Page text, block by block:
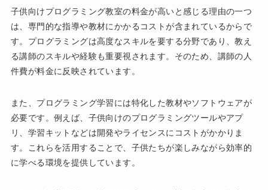
子供向けプログラミング教室の料金が高いと感じる理由の一つ
は、専門的な指導や教材にかかるコストが含まれているからで
す。プログラミングは高度なスキルを要する分野であり、教え
る講師のスキルや経験も重要視されます。そのため、講師の人
件費が料金に反映されています。
また、プログラミング学習には特化した教材やソフトウェアが
必要です。例えば、子供向けのプログラミングツールやアプ
リ、学習キットなどは開発やライセンスにコストがかかりま
す。これらを活用することで、子供たちが楽しみながら効率的
に学べる環境を提供しています。